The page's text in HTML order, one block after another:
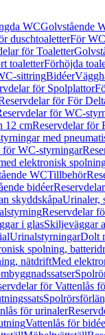
WCGolvstående
duschtoaletterFör
för Toaletter
toaletterFörhöjda
sittringBidéer
för Spolplattor
för För
för WC-
12 cmReservdelar för
med
för WC-styrningar
elektronisk
WCTillbehör
bidéer
skyddskåpaUrinaler,
Reservdelar
i glasSkiljeväggar
UrinalstyrningarDolt
spolning,
nätdriftMed
för Vattenlås
för urinaler
Vattenlås för